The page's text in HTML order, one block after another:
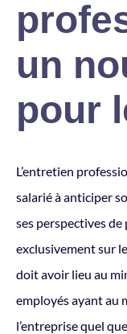
un
pour
L’entretien
salarié à anticiper
ses perspectives de
exclusivement sur
doit avoir lieu au
employés ayant au
l’entreprise quel